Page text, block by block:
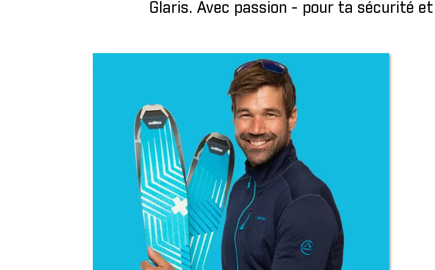
Glaris. Avec passion - pour ta sécurité